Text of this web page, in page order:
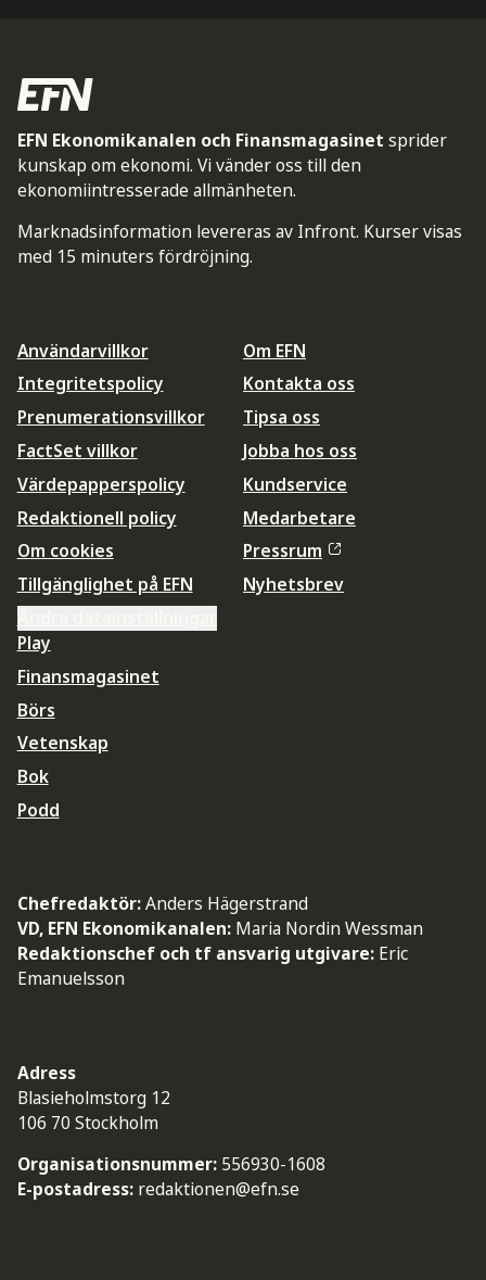
EFN Ekonomikanalen och Finansmagasinet sprider
kunskap om ekonomi. Vi vänder oss till den
ekonomiintresserade allmänheten.
Marknadsinformation levereras av Infront. Kurser visas
med 15 minuters fördröjning.
Användarvillkor
Integritetspolicy
Prenumerationsvillkor
FactSet villkor
Värdepapperspolicy
Redaktionell policy
Om cookies
Tillgänglighet på EFN
Om EFN
Kontakta oss
Tipsa oss
Jobba hos oss
Kundservice
Medarbetare
Pressrum
Nyhetsbrev
Play
Finansmagasinet
Börs
Vetenskap
Bok
Podd
Chefredaktör:Anders Hägerstrand
VD, EFN Ekonomikanalen: Maria Nordin Wessman
Redaktionschef och tf ansvarig utgivare: Eric
Emanuelsson
Adress
Blasieholmstorg 12
106 70 Stockholm
Organisationsnummer: 556930-1608
E-postadress: redaktionen@efn.se